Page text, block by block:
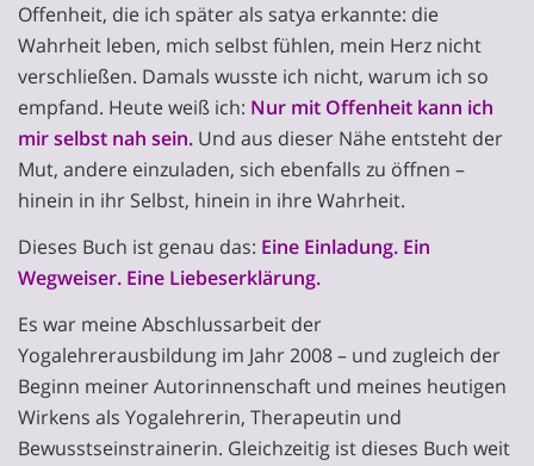
Offenheit, die ich später als satya erkannte: die
Wahrheit leben, mich selbst fühlen, mein Herz nicht
verschließen. Damals wusste ich nicht, warum ich so
empfand. Heute weiß ich: Nur mit Offenheit kann ich
mir selbst nah sein. Und aus dieser Nähe entsteht der
Mut, andere einzuladen, sich ebenfalls zu öffnen –
hinein in ihr Selbst, hinein in ihre Wahrheit.
Dieses Buch ist genau das: Eine Einladung. Ein
Wegweiser. Eine Liebeserklärung.
Es war meine Abschlussarbeit der
Yogalehrerausbildung im Jahr 2008 – und zugleich der
Beginn meiner Autorinnenschaft und meines heutigen
Wirkens als Yogalehrerin, Therapeutin und
Bewusstseinstrainerin. Gleichzeitig ist dieses Buch weit